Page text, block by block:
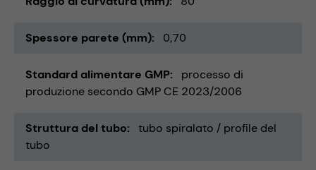
Spessore parete (mm) 0,70
Standard alimentare GMP
processo di
produzione secondo GMP CE 2023/2006
Struttura del tubo
tubo spiralato / profile del
tubo